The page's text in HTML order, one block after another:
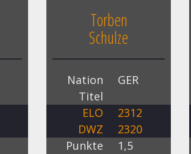
Torben
Schulze
Nation
GER
Titel
ELO
2312
DWZ
2320
Punkte
1,5